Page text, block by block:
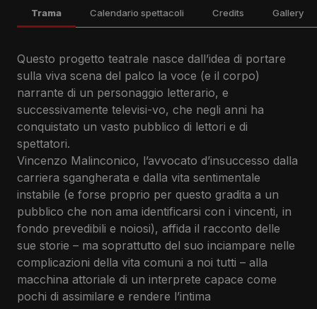
Trama Calendario spettacoli Credits Gallery
Questo progetto teatrale nasce dall’idea di portare
sulla viva scena del palco la voce (e il corpo)
narrante di un personaggio letterario, e
successivamente televisi-vo, che negli anni ha
conquistato un vasto pubblico di lettori e di
spettatori.
Vincenzo Malinconico, l’avvocato d’insuccesso dalla
carriera sgangherata e dalla vita sentimentale
instabile (e forse proprio per questo gradita a un
pubblico che non ama identificarsi con i vincenti, in
fondo prevedibili e noiosi), affida il racconto delle
sue storie – ma soprattutto del suo inciampare nelle
complicazioni della vita comuni a noi tutti – alla
macchina attoriale di un interprete capace come
pochi di assimilare e rendere l’intima
venerdì 13 Marzo 2026
ore 21:15
sabato 14 Marzo 2026
ore 17:15
domenica 15 Marzo 2026
ore 17:15
mercoledì 18 Marzo 2026
ore 17:15
giovedì 19 Marzo 2026
ore 17:15
venerdì 20 Marzo 2026
ore 21:15
MALINCONICO
Diego De Silva Massimiliano Gallo
Biagio Musella
Greta Esposito Manuel Mazia
Luigi Ferrigno
Eleonora Rella
Alessandro Di Giovanni
Joe Barbieri
Massimiliano Gallo